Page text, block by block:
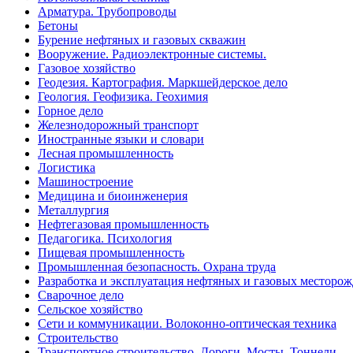
Арматура. Трубопроводы
Бетоны
Бурение нефтяных и газовых скважин
Вооружение. Радиоэлектронные системы.
Газовое хозяйство
Геодезия. Картография. Маркшейдерское дело
Геология. Геофизика. Геохимия
Горное дело
Железнодорожный транспорт
Иностранные языки и словари
Лесная промышленность
Логистика
Машиностроение
Медицина и биоинженерия
Металлургия
Нефтегазовая промышленность
Педагогика. Психология
Пищевая промышленность
Промышленная безопасность. Охрана труда
Разработка и эксплуатация нефтяных и газовых
Сварочное дело
Сельское хозяйство
Сети и коммуникации. Волоконно-оптическая техника
Строительство